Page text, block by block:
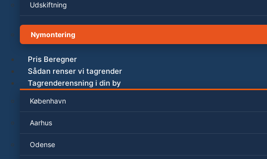
Udskiftning
Nymontering
Pris Beregner
Sådan renser vi tagrender
Tagrenderensning i din by
København
Aarhus
Odense